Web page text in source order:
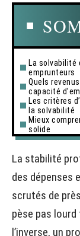
La solvabilité
emprunteurs
Quels
capacité
Les critères
la solvabilité
Mieux
solide
La stabilité
des dépenses
scrutés de
pèse pas
l’inverse, un